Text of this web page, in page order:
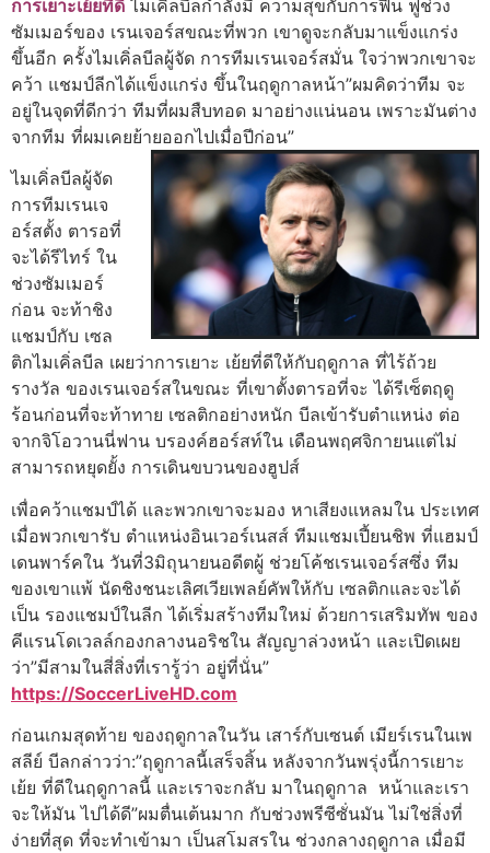
การเยาะเย้ยที่ดี ไมเคิ่ลบีลกําลังมี ความสุขกับการฟื้น ฟูช่วง
ซัมเมอร์ของ เรนเจอร์สขณะที่พวก เขาดูจะกลับมาแข็งแกร่ง
ขึ้นอีก ครั้งไมเคิ่ลบีลผู้จัด การทีมเรนเจอร์สมั่น ใจว่าพวกเขาจะ
คว้า แชมป์ลีกได้แข็งแกร่ง ขึ้นในฤดูกาลหน้า”ผมคิดว่าทีม จะ
อยู่ในจุดที่ดีกว่า ทีมที่ผมสืบทอด มาอย่างแน่นอน เพราะมันต่าง
จากทีม ที่ผมเคยย้ายออกไปเมื่อปีก่อน”
ไมเคิ่ลบีลผู้จัด
การทีมเรนเจ
อร์สตั้ง ตารอที่
จะได้รีไทร์ ใน
ช่วงซัมเมอร์
ก่อน จะท้าชิง
แชมป์กับ เซล
ติกไมเคิ่ลบีล เผยว่าการเยาะ เย้ยที่ดีให้กับฤดูกาล ที่ไร้ถ้วย
รางวัล ของเรนเจอร์สในขณะ ที่เขาตั้งตารอที่จะ ได้รีเซ็ตฤดู
ร้อนก่อนที่จะท้าทาย เซลติกอย่างหนัก บีลเข้ารับตําแหน่ง ต่อ
จากจิโอวานนี่ฟาน บรองค์ฮอร์สท์ใน เดือนพฤศจิกายนแต่ไม่
สามารถหยุดยั้ง การเดินขบวนของฮูปส์
เพื่อคว้าแชมป์ได้ และพวกเขาจะมอง หาเสียงแหลมใน ประเทศ
เมื่อพวกเขารับ ตําแหน่งอินเวอร์เนสส์ ทีมแชมเปี้ยนชิพ ที่แฮมป์
เดนพาร์คใน วันที่3มิถุนายนอดีตผู้ ช่วยโค้ชเรนเจอร์สซึ่ง ทีม
ของเขาแพ้ นัดชิงชนะเลิศเวียเพลย์คัพให้กับ เซลติกและจะได้
เป็น รองแชมป์ในลีก ได้เริ่มสร้างทีมใหม่ ด้วยการเสริมทัพ ของ
คีแรนโดเวลล์กองกลางนอริชใน สัญญาล่วงหน้า และเปิดเผย
ว่า”มีสามในสี่สิ่งที่เรารู้ว่า อยู่ที่นั่น”
https://SoccerLiveHD.com
ก่อนเกมสุดท้าย ของฤดูกาลในวัน เสาร์กับเซนต์ เมียร์เรนในเพ
สลีย์ บีลกล่าวว่า:”ฤดูกาลนี้เสร็จสิ้น หลังจากวันพรุ่งนี้การเยาะ
เย้ย ที่ดีในฤดูกาลนี้ และเราจะกลับ มาในฤดูกาล หน้าและเรา
จะให้มัน ไปได้ดี”ผมตื่นเต้นมาก กับช่วงพรีซีซั่นมัน ไม่ใช่สิ่งที่
ง่ายที่สุด ที่จะทําเข้ามา เป็นสโมสรใน ช่วงกลางฤดูกาล เมื่อมี